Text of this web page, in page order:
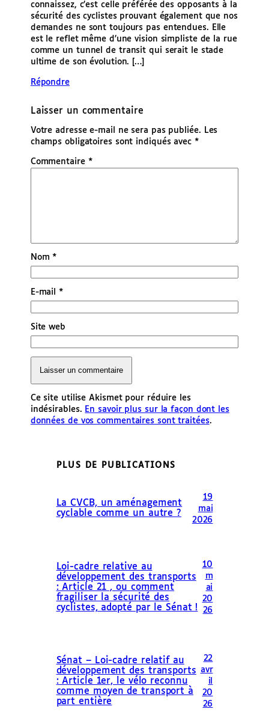
connaissez, c’est celle préférée des opposants à la
sécurité des cyclistes prouvant également que nos
demandes ne sont toujours pas entendues. Elle
est le reflet même d’une vision simpliste de la rue
comme un tunnel de transit qui serait le stade
ultime de son évolution. […]
Répondre
Laisser un commentaire
Votre adresse e-mail ne sera pas publiée.
Les
champs obligatoires sont indiqués avec *
Commentaire *
Nom*
E-mail*
Site web
Ce site utilise Akismet pour réduire les
indésirables. En savoir plus sur la façon dont les
données de vos commentaires sont traitées.
PLUS DE PUBLICATIONS
La CVCB, un aménagement
cyclable comme un autre ?
19
mai
2026
Loi-cadre relative au
développement des transports
: Article 21 , ou comment
fragiliser la sécurité des
cyclistes, adopté par le Sénat !
10
m
ai
20
26
Sénat – Loi-cadre relatif au
développement des transports
: Article 1er, le vélo reconnu
comme moyen de transport à
part entière
22
avr
il
20
26